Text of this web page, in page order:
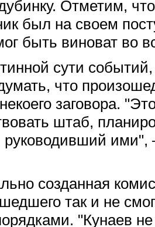
Отметим,
был на своем
быть виноват во
сути событий,
что
заговора.
штаб,
руководивший ими",
созданная
так и не
"Кунаев